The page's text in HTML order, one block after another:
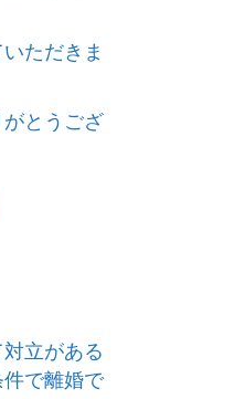
ただきま
とうござ
立がある
で離婚で